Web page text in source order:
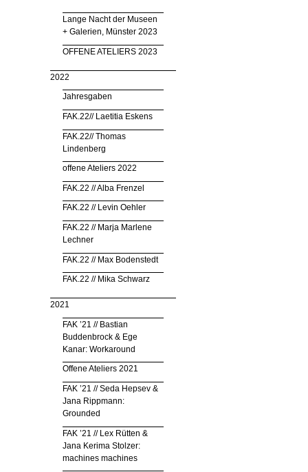
Lange Nacht der Museen
+ Galerien, Münster 2023
OFFENE ATELIERS 2023
2022
Jahresgaben
FAK.22// Laetitia Eskens
FAK.22// Thomas
Lindenberg
offene Ateliers 2022
FAK.22 // Alba Frenzel
FAK.22 // Levin Oehler
FAK.22 // Marja Marlene
Lechner
FAK.22 // Max Bodenstedt
FAK.22 // Mika Schwarz
2021
FAK ’21 // Bastian
Buddenbrock & Ege
Kanar: Workaround
Offene Ateliers 2021
FAK ’21 // Seda Hepsev &
Jana Rippmann:
Grounded
FAK ’21 // Lex Rütten &
Jana Kerima Stolzer:
machines machines